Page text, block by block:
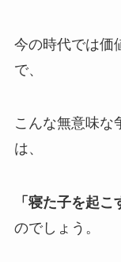
今の時代では価
で、
こんな無意味な
は、
「寝た子を起こ
のでしょう。